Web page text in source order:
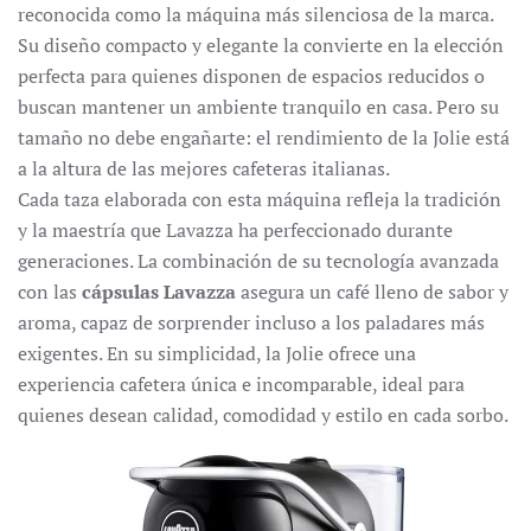
reconocida como la máquina más silenciosa de la marca.
Su diseño compacto y elegante la convierte en la elección
perfecta para quienes disponen de espacios reducidos o
buscan mantener un ambiente tranquilo en casa. Pero su
tamaño no debe engañarte: el rendimiento de la Jolie está
a la altura de las mejores cafeteras italianas.
Cada taza elaborada con esta máquina refleja la tradición
y la maestría que Lavazza ha perfeccionado durante
generaciones. La combinación de su tecnología avanzada
con las cápsulas Lavazzaasegura un café lleno de sabor y
aroma, capaz de sorprender incluso a los paladares más
exigentes. En su simplicidad, la Jolie ofrece una
experiencia cafetera única e incomparable, ideal para
quienes desean calidad, comodidad y estilo en cada sorbo.